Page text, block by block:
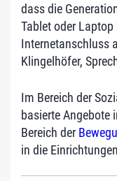
dass die
Tablet oder
Internetanschluss
Klingelhöfer,
Im Bereich der
basierte Angebote
Bereich der
in die